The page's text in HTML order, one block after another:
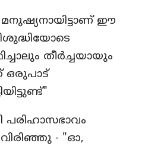
ഈ
തീർച്ചയായും
ഒരുപാട്
- "ഓ,